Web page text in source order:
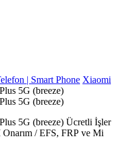
| Smart Phone Xiaomi
5G (breeze)
5G (breeze)
5G (breeze) Ücretli İşler
/ EFS, FRP ve Mi